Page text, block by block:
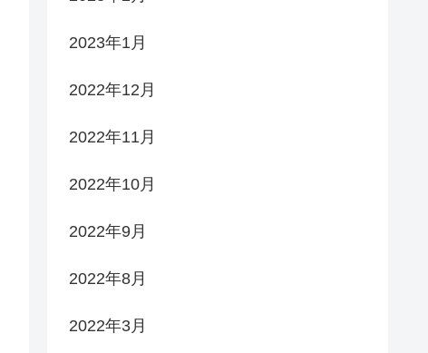
2023年1月
2022年12月
2022年11月
2022年10月
2022年9月
2022年8月
2022年3月